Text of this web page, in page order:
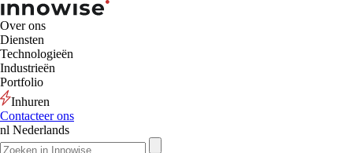
Over ons
Diensten
Technologieën
Industrieën
Portfolio
Inhuren
Contacteer ons
nl Nederlands